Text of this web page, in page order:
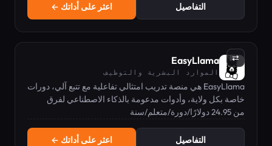
التفاصيل اعثر على أداتك ←
⇄
EasyLlama
الموارد البشرية والتوظيف
EasyLlama هي منصة تدريب امتثالي تفاعلية مع تتبع آلي، دورات
خاصة بكل ولاية، وأدوات مدعومة بالذكاء الاصطناعي لفرق
الموارد البشرية.
من 24.95 دولارًا/دورة/متعلم/سنة
التفاصيل اعثر على أداتك ←